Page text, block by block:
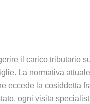
il carico tributario
La normativa
eccede la cosiddetta
ogni visita